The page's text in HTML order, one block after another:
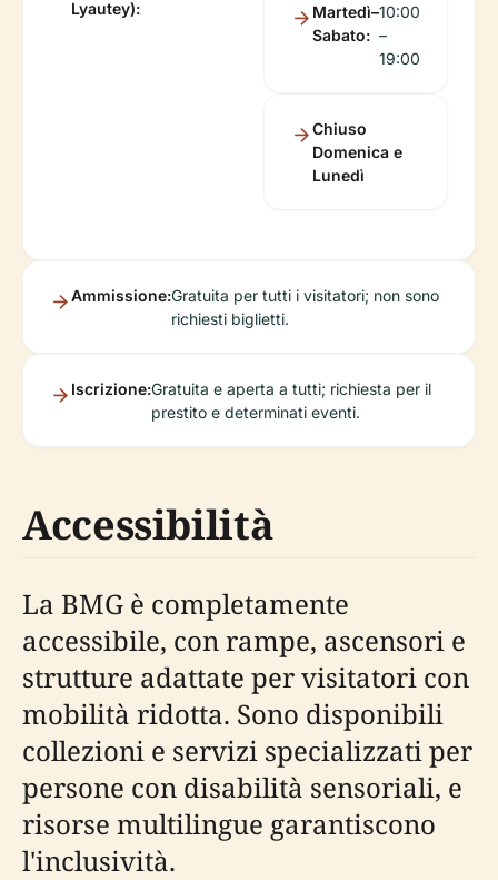
Lyautey):
Martedì–
Sabato:
10:00
–
19:00
Chiuso
Domenica e
Lunedì
Ammissione:Gratuita per tutti i visitatori; non sono
richiesti biglietti.
Iscrizione:Gratuita e aperta a tutti; richiesta per il
prestito e determinati eventi.
Accessibilità
La BMG è completamente
accessibile, con rampe, ascensori e
strutture adattate per visitatori con
mobilità ridotta. Sono disponibili
collezioni e servizi specializzati per
persone con disabilità sensoriali, e
risorse multilingue garantiscono
l'inclusività.